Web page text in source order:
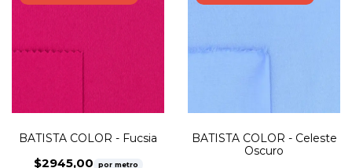
BATISTA COLOR - Fucsia
$2945,00 por metro
BATISTA COLOR - Celeste
Oscuro